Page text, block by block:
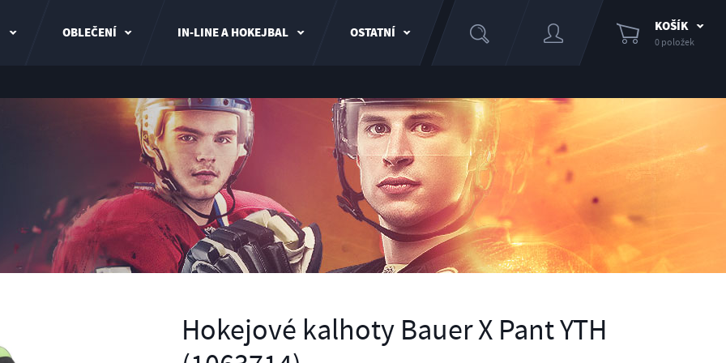
OBLEČENÍ IN-LINE A HOKEJBAL OSTATNÍ KOŠÍK
0 položek
Hokejové kalhoty Bauer X Pant YTH